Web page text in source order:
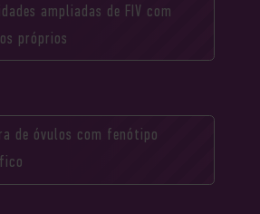
ampliadas de FIV com
próprios
de óvulos com fenótipo